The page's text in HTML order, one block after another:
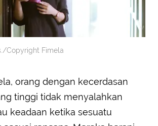
Copyright Fimela
orang dengan kecerdasan
tinggi tidak menyalahkan
keadaan ketika sesuatu